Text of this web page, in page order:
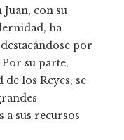
Juan, con su
ha
por
su parte,
los Reyes, se
sus recursos